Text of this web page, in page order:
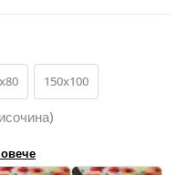
150x100